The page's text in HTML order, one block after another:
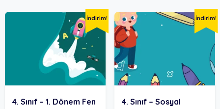
İndirim!
4. Sınıf – 1. Dönem Fen
İndirim!
4. Sınıf – Sosyal